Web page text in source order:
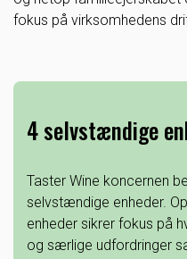
fokus på virksomhedens
4 selvstændige
Taster Wine koncernen
selvstændige enheder.
enheder sikrer fokus på
og særlige udfordringer